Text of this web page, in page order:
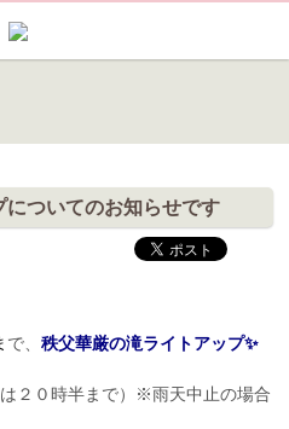
報等の最新情報や観光協会会員情報
ついてのお知らせです
で、秩父華厳の滝ライトアップ✨
２０時半まで）※雨天中止の場合